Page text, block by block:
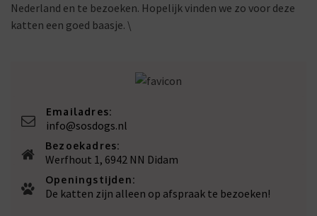
Nederland en te bezoeken. Hopelijk vinden we zo voor deze
katten een goed baasje. \
Emailadres:
info@sosdogs.nl
Bezoekadres:
Werfhout 1, 6942 NN Didam
Openingstijden:
De katten zijn alleen op afspraak te bezoeken!